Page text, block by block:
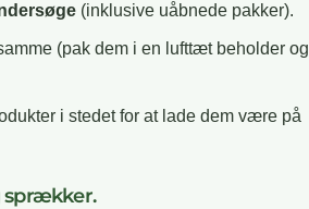
(inklusive uåbnede pakker).
(pak dem i en lufttæt beholder og
i stedet for at lade dem være på
sprækker.